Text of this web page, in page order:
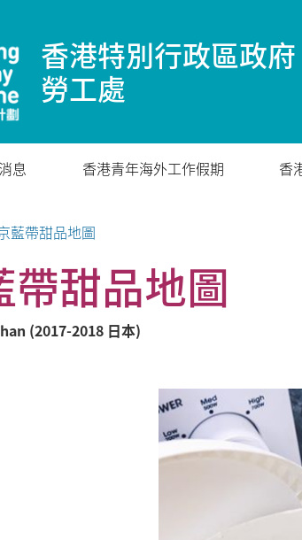
香港特別行政區政府
勞工處
息 香港青年海外工作假期 香
藍帶甜品地圖
帶甜品地圖
(2017-2018 日本)